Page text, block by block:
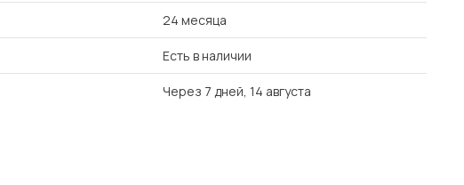
24 месяца
Есть в наличии
Через 7 дней, 14 августа